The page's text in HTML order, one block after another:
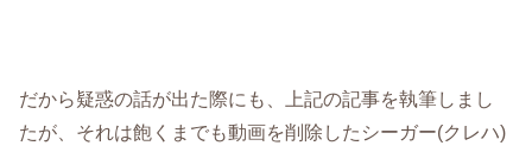
だから疑惑の話が出た際にも、上記の記事を執筆しまし
たが、それは飽くまでも動画を削除したシーガー(クレハ)